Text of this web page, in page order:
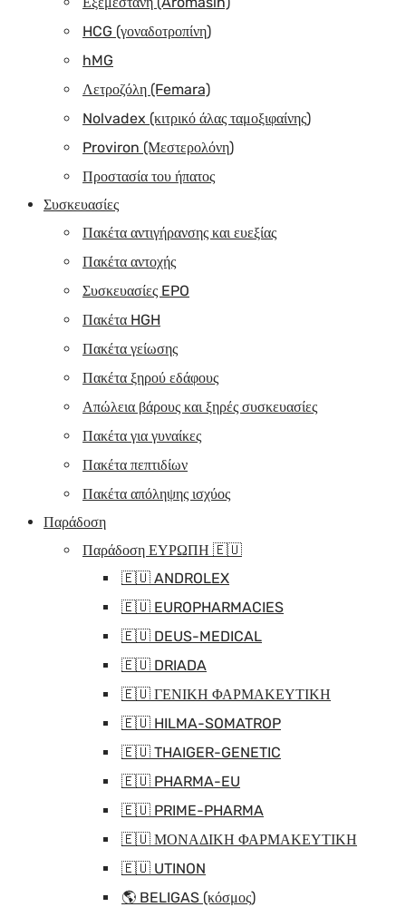
HCG (γοναδοτροπίνη)
hMG
Λετροζόλη (Femara)
Nolvadex (κιτρικό άλας ταμοξιφαίνης)
Proviron (Μεστερολόνη)
Προστασία του ήπατος
Συσκευασίες
Πακέτα αντιγήρανσης και ευεξίας
Πακέτα αντοχής
Συσκευασίες EPO
Πακέτα HGH
Πακέτα γείωσης
Πακέτα ξηρού εδάφους
Απώλεια βάρους και ξηρές συσκευασίες
Πακέτα για γυναίκες
Πακέτα πεπτιδίων
Πακέτα απόληψης ισχύος
Παράδοση
Παράδοση ΕΥΡΩΠΗ 🇪🇺
🇪🇺 ANDROLEX
🇪🇺 EUROPHARMACIES
🇪🇺 DEUS-MEDICAL
🇪🇺 DRIADA
🇪🇺 ΓΕΝΙΚΗ ΦΑΡΜΑΚΕΥΤΙΚΗ
🇪🇺 HILMA-SOMATROP
🇪🇺 THAIGER-GENETIC
🇪🇺 PHARMA-EU
🇪🇺 PRIME-PHARMA
🇪🇺 ΜΟΝΑΔΙΚΗ ΦΑΡΜΑΚΕΥΤΙΚΗ
🇪🇺 UTINON
🌎 BELIGAS (κόσμος)